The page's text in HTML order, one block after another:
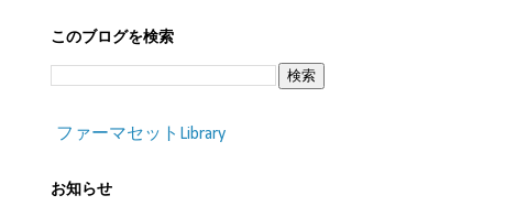
このブログを検索
ファーマセットLibrary
お知らせ